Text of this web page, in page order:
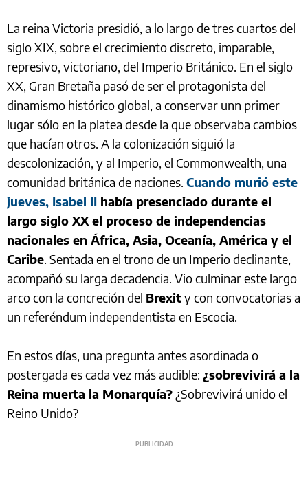
La reina Victoria presidió, a lo largo de tres cuartos del
siglo XIX, sobre el crecimiento discreto, imparable,
represivo, victoriano, del Imperio Británico. En el siglo
XX, Gran Bretaña pasó de ser el protagonista del
dinamismo histórico global, a conservar unn primer
lugar sólo en la platea desde la que observaba cambios
que hacían otros. A la colonización siguió la
descolonización, y al Imperio, el Commonwealth, una
comunidad británica de naciones. Cuando murió este
jueves, Isabel II había presenciado durante el
largo siglo XX el proceso de independencias
nacionales en África, Asia, Oceanía, América y el
Caribe. Sentada en el trono de un Imperio declinante,
acompañó su larga decadencia. Vio culminar este largo
arco con la concreción del Brexity con convocatorias a
un referéndum independentista en Escocia.
En estos días, una pregunta antes asordinada o
postergada es cada vez más audible: ¿sobrevivirá a la
Reina muerta la Monarquía? ¿Sobrevivirá unido el
Reino Unido?